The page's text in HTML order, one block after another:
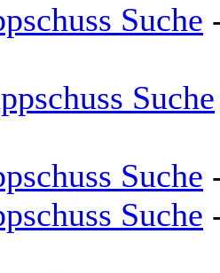
Suche
Suche
Suche
Suche